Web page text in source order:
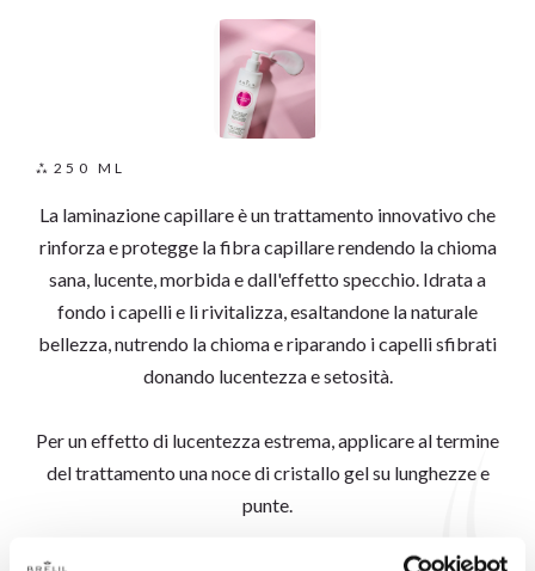
250 ML
La laminazione capillare è un trattamento innovativo che
rinforza e protegge la fibra capillare rendendo la chioma
sana, lucente, morbida e dall'effetto specchio. Idrata a
fondo i capelli e li rivitalizza, esaltandone la naturale
bellezza, nutrendo la chioma e riparando i capelli sfibrati
donando lucentezza e setosità.
Per un effetto di lucentezza estrema, applicare al termine
del trattamento una noce di cristallo gel su lunghezze e
punte.